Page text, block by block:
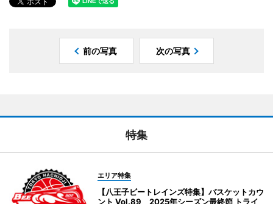
前の写真 次の写真
特集
エリア特集
【八王子ビートレインズ特集】バスケットカウ
ント Vol.89 2025年シーズン最終節 トライ